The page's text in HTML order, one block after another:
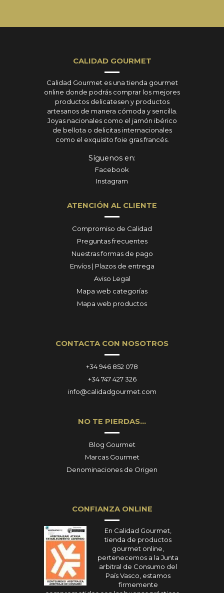
CALIDAD GOURMET
Calidad Gourmet es una tienda gourmet
online donde podrás comprar los mejores
productos delicatesen y productos
artesanos de manera cómoda y sencilla.
Joyas nacionales como el jamón ibérico
de bellota o delicitas internacionales
como el exquisito foie gras francés.
Síguenos en:
Facebook
Instagram
ATENCIÓN AL CLIENTE
Compromiso de Calidad
Preguntas frecuentes
Nuestras formas de pago
Envíos | Plazos de entrega
Aviso Legal
Mapa web categorías
Mapa web productos
CONTACTA CON NOSOTROS
+34 946 852 078
+34 747 427 326
info@calidadgourmet.com
NO TE PIERDAS…
Blog Gourmet
Marcas Gourmet
Denominaciones de Origen
CONFIANZA ONLINE
En Calidad Gourmet,
tienda de productos
gourmet online,
pertenecemos a la Junta
arbitral de Consumo del
País Vasco, estamos
firmemente